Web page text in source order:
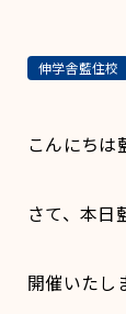
伸学舎藍住校
こんにちは
さて、本日
開催いたし